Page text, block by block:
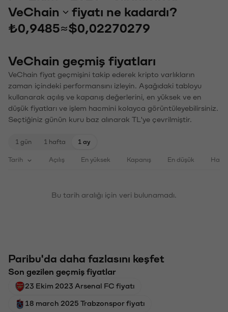
VeChain
fiyatı ne kadardı?
₺0,9485≈$0,02270279
VeChain geçmiş fiyatları
VeChain fiyat geçmişini takip ederek kripto varlıkların
zaman içindeki performansını izleyin. Aşağıdaki tabloyu
kullanarak açılış ve kapanış değerlerini, en yüksek ve en
düşük fiyatları ve işlem hacmini kolayca görüntüleyebilirsiniz.
Seçtiğiniz günün kuru baz alınarak TL'ye çevrilmiştir.
1 gün 1 hafta 1 ay
Tarih Açılış En yüksek Kapanış En düşük
Bu tarih aralığı için veri bulunamadı.
Paribu'da daha fazlasını keşfet
Son gezilen geçmiş fiyatlar
23 Ekim 2023 Arsenal FC fiyatı
18 march 2025 Trabzonspor fiyatı